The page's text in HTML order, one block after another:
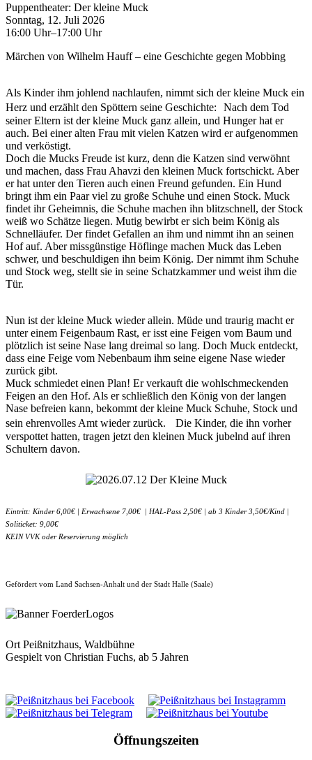
Puppentheater: Der kleine Muck
Sonntag, 12. Juli 2026
16:00 Uhr–17:00 Uhr
Märchen von Wilhelm Hauff – eine Geschichte gegen Mobbing
Als Kinder ihm johlend nachlaufen, nimmt sich der kleine Muck ein
Herz und erzählt den Spöttern seine Geschichte: Nach dem Tod
seiner Eltern ist der kleine Muck ganz allein, und Hunger hat er
auch. Bei einer alten Frau mit vielen Katzen wird er aufgenommen
und verköstigt.
Doch die Mucks Freude ist kurz, denn die Katzen sind verwöhnt
und machen, dass Frau Ahavzi den kleinen Muck fortschickt. Aber
er hat unter den Tieren auch einen Freund gefunden. Ein Hund
bringt ihm ein Paar viel zu große Schuhe und einen Stock. Muck
findet ihr Geheimnis, die Schuhe machen ihn blitzschnell, der Stock
weiß wo Schätze liegen. Mutig bewirbt er sich beim König als
Schnelläufer. Der findet Gefallen an ihm und nimmt ihn an seinen
Hof auf. Aber missgünstige Höflinge machen Muck das Leben
schwer, und beschuldigen ihn beim König. Der nimmt ihm Schuhe
und Stock weg, stellt sie in seine Schatzkammer und weist ihm die
Tür.
Nun ist der kleine Muck wieder allein. Müde und traurig macht er
unter einem Feigenbaum Rast, er isst eine Feigen vom Baum und
plötzlich ist seine Nase lang dreimal so lang. Doch Muck entdeckt,
dass eine Feige vom Nebenbaum ihm seine eigene Nase wieder
zurück gibt.
Muck schmiedet einen Plan! Er verkauft die wohlschmeckenden
Feigen an den Hof. Als er schließlich den König von der langen
Nase befreien kann, bekommt der kleine Muck Schuhe, Stock und
sein ehrenvolles Amt wieder zurück. Die Kinder, die ihn vorher
verspottet hatten, tragen jetzt den kleinen Muck jubelnd auf ihren
Schultern davon.
Eintritt: Kinder 6,00€ | Erwachsene 7,00€ | HAL-Pass 2,50€ | ab 3 Kinder 3,50€/Kind |
Soliticket: 9,00€
KEIN VVK oder Reservierung möglich
Gefördert vom Land Sachsen-Anhalt und der Stadt Halle (Saale)
Ort Peißnitzhaus, Waldbühne
Gespielt von Christian Fuchs, ab 5 Jahren
Öffnungszeiten